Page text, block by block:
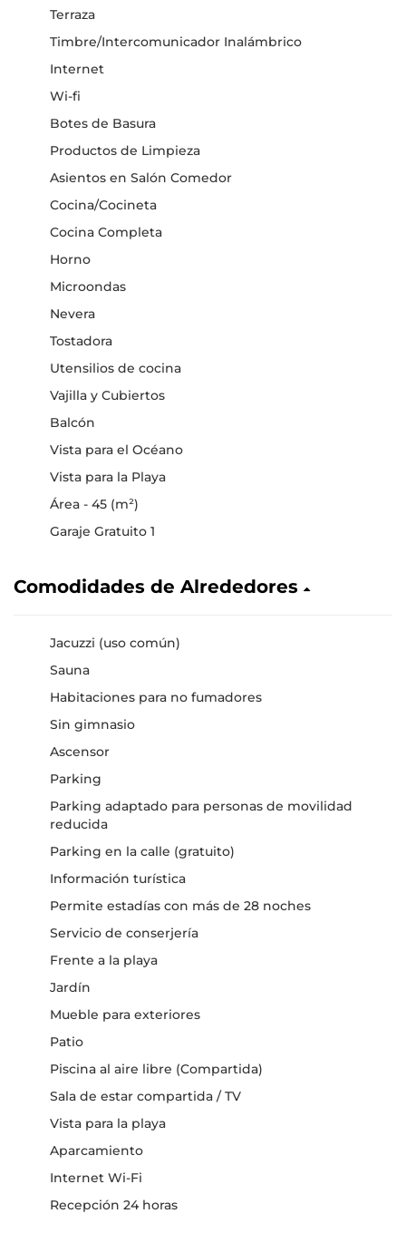
Terraza
Timbre/Intercomunicador Inalámbrico
Internet
Wi-fi
Botes de Basura
Productos de Limpieza
Asientos en Salón Comedor
Cocina/Cocineta
Cocina Completa
Horno
Microondas
Nevera
Tostadora
Utensilios de cocina
Vajilla y Cubiertos
Balcón
Vista para el Océano
Vista para la Playa
Área - 45 (m²)
Garaje Gratuito 1
Comodidades de Alrededores
Jacuzzi (uso común)
Sauna
Habitaciones para no fumadores
Sin gimnasio
Ascensor
Parking
Parking adaptado para personas de movilidad
reducida
Parking en la calle (gratuito)
Información turística
Permite estadías con más de 28 noches
Servicio de conserjería
Frente a la playa
Jardín
Mueble para exteriores
Patio
Piscina al aire libre (Compartida)
Sala de estar compartida / TV
Vista para la playa
Aparcamiento
Internet Wi-Fi
Recepción 24 horas